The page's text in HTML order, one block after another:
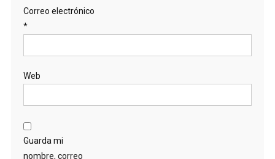
Correo electrónico
*
Web
Guarda mi
nombre, correo